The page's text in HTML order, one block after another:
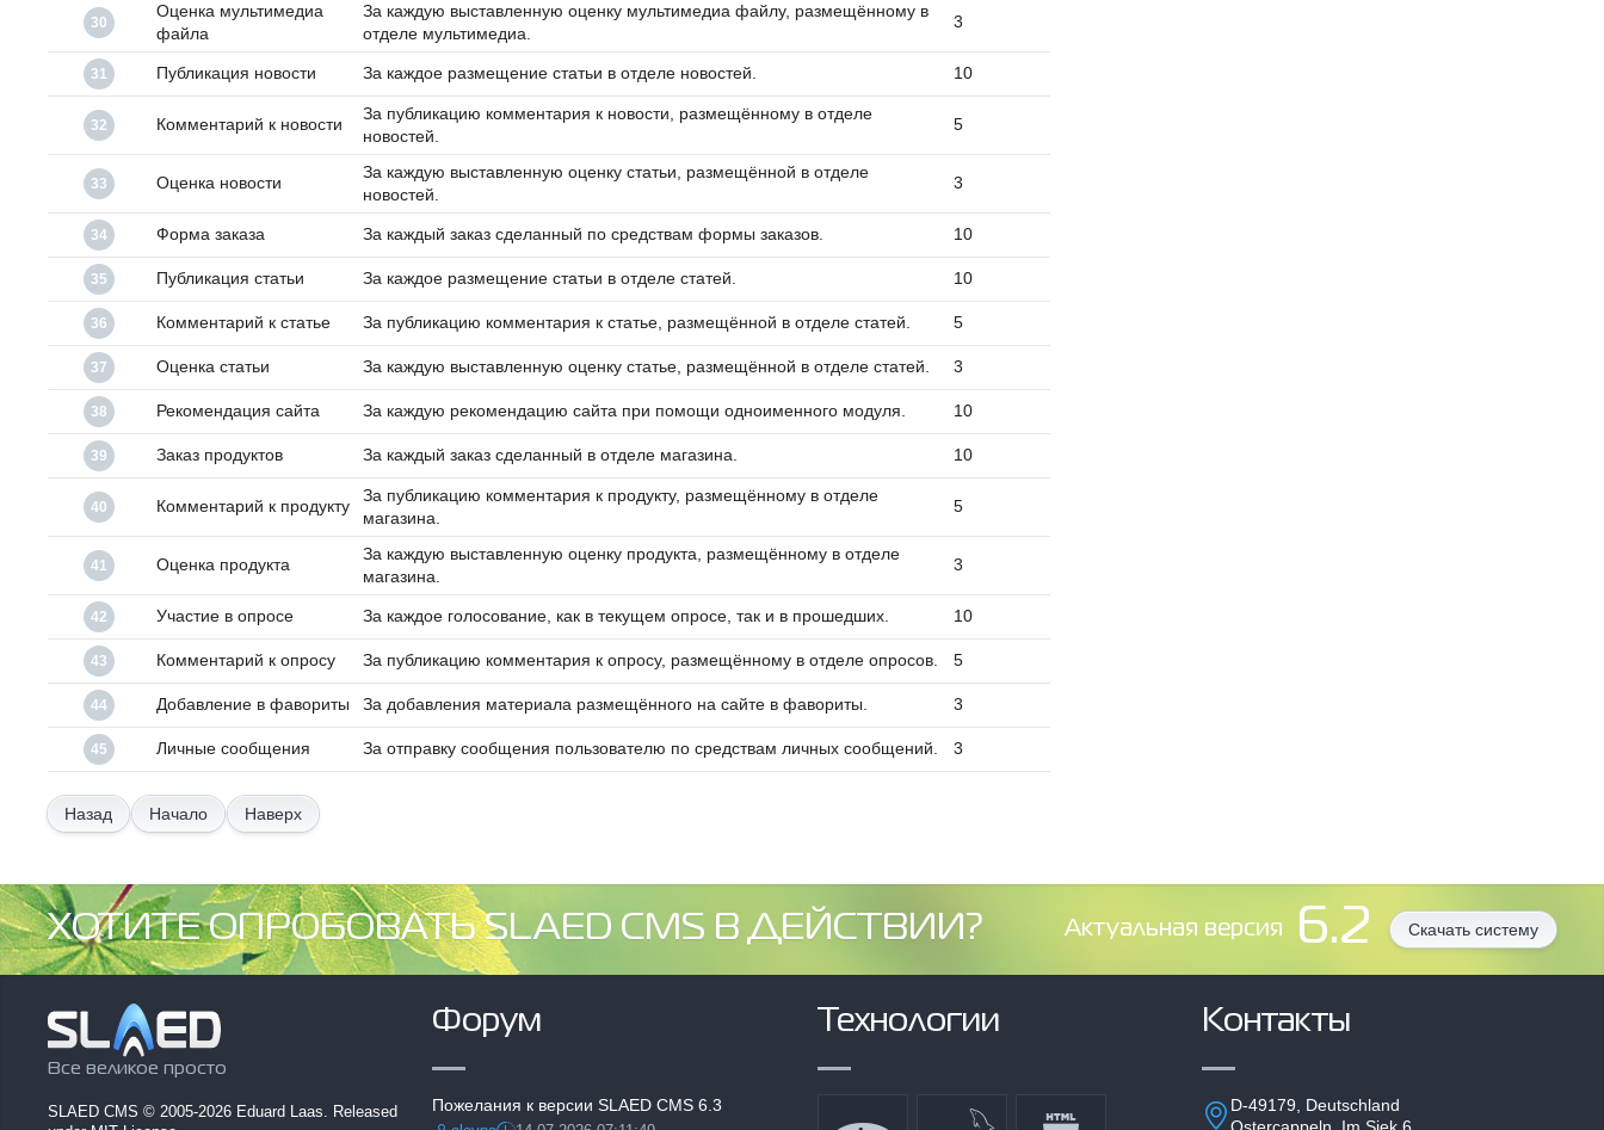
30
Оценка мультимедиа
файла
За каждую выставленную оценку мультимедиа файлу, размещённому в
отделе мультимедиа.
3
31 Публикация новости За каждое размещение статьи в отделе новостей. 10
32 Комментарий к новости
За публикацию комментария к новости, размещённому в отделе
новостей.
5
33 Оценка новости
За каждую выставленную оценку статьи, размещённой в отделе
новостей.
3
34 Форма заказа За каждый заказ сделанный по средствам формы заказов. 10
35 Публикация статьи За каждое размещение статьи в отделе статей. 10
36 Комментарий к статье За публикацию комментария к статье, размещённой в отделе статей. 5
37 Оценка статьи За каждую выставленную оценку статье, размещённой в отделе статей. 3
38 Рекомендация сайта За каждую рекомендацию сайта при помощи одноименного модуля. 10
39 Заказ продуктов За каждый заказ сделанный в отделе магазина. 10
40 Комментарий к продукту
За публикацию комментария к продукту, размещённому в отделе
магазина.
5
41 Оценка продукта
За каждую выставленную оценку продукта, размещённому в отделе
магазина.
3
42 Участие в опросе За каждое голосование, как в текущем опросе, так и в прошедших. 10
43 Комментарий к опросу За публикацию комментария к опросу, размещённому в отделе опросов. 5
44 Добавление в фавориты За добавления материала размещённого на сайте в фавориты. 3
45 Личные сообщения За отправку сообщения пользователю по средствам личных сообщений. 3
Начало Наверх
ХОТИТЕ ОПРОБОВАТЬ SLAED CMS В ДЕЙСТВИИ? Aктуальная версия 6.2 Скачать систему
Все великое просто
SLAED CMS © 2005-2026 Eduard Laas. Released
Форум
Пожелания к версии SLAED CMS 6.3
Технологии Контакты
D-49179, Deutschland